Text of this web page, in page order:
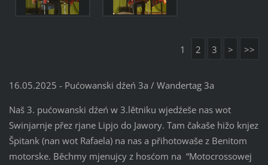
1 2 3 > >>
16.05.2025 - Pućowanski dźeń 3a / Wandertag 3a
Naš 3. pućowanski dźeń w 3.lětniku wjedźeše nas wot
Swinjarnje přez rjane Lipjo do Jawory. Tam čakaše hižo knjez
Špitank (nan wot Rafaela) na nas a přihotowaše z Benitom
motorske. Běchmy mjenujcy z hosćom na “Motocrossowej